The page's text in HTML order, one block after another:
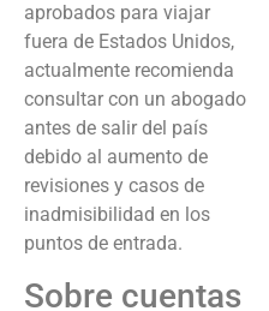
aprobados para viajar
fuera de Estados Unidos,
actualmente recomienda
consultar con un abogado
antes de salir del país
debido al aumento de
revisiones y casos de
inadmisibilidad en los
puntos de entrada.
Sobre cuentas